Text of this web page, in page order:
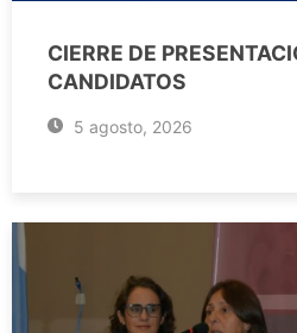
CIERRE DE
CANDIDATOS
5 agosto, 2026